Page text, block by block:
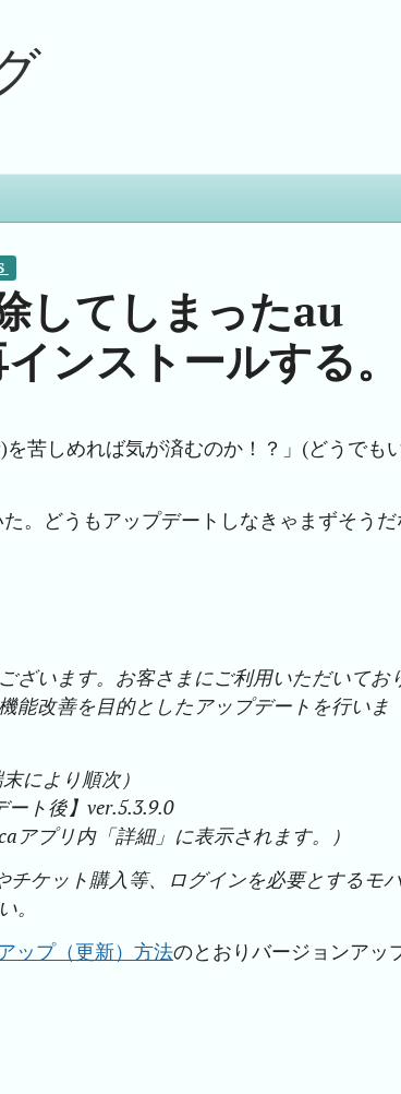
してしまったau
ンストールする。
を苦しめれば気が済むのか！？」(どうでも
。どうもアップデートしなきゃまずそう
ざいます。お客さまにご利用いただいてお
能改善を目的としたアップデートを行いま
により順次）
ト後】ver.5.3.9.0
アプリ内「詳細」に表示されます。）
ケット購入等、ログインを必要とするモ
。
ップ（更新）方法のとおりバージョンアッ